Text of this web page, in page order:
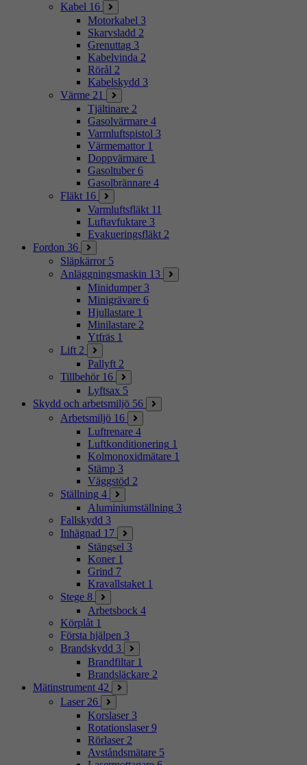
Kabel 16
Motorkabel 3
Skarvsladd 2
Grenuttag 3
Kabelvinda 2
Rörål 2
Kabelskydd 3
Värme 21
Tjältinare 2
Gasolvärmare 4
Varmluftspistol 3
Värmemattor 1
Doppvärmare 1
Gasoltuber 6
Gasolbrännare 4
Fläkt 16
Varmluftsfläkt 11
Luftavfuktare 3
Evakueringsfläkt 2
Fordon 36
Släpkärror 5
Anläggningsmaskin 13
Minidumper 3
Minigrävare 6
Hjullastare 1
Minilastare 2
Ytfräs 1
Lift 2
Pallyft 2
Tillbehör 16
Lyftsax 5
Skydd och arbetsmiljö 56
Arbetsmiljö 16
Luftrenare 4
Luftkonditionering 1
Kolmonoxidmätare 1
Stämp 3
Väggstöd 2
Ställning 4
Aluminiumställning 3
Fallskydd 3
Inhägnad 17
Stängsel 3
Koner 1
Grind 7
Kravallstaket 1
Stege 8
Arbetsbock 4
Körplåt 1
Första hjälpen 3
Brandskydd 3
Brandfiltar 1
Brandsläckare 2
Mätinstrument 42
Laser 26
Korslaser 3
Rotationslaser 9
Rörlaser 2
Avståndsmätare 5